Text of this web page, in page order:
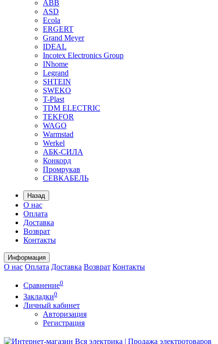
ABB
ASD
Ecola
ERGERT
Grand Meyer
IDEAL
Incotex Electronics Group
INhome
Legrand
SHTEIN
SWEKO
T-Plast
TDM ELECTRIC
TEKFOR
WAGO
Warmstad
Werkel
АБК-СИЛА
Конкорд
Промрукав
СЕВКАБЕЛЬ
Назад
О нас
Оплата
Доставка
Возврат
Контакты
Информация
О нас Оплата Доставка Возврат Контакты
Сравнение0
Закладки0
Личный кабинет
Авторизация
Регистрация